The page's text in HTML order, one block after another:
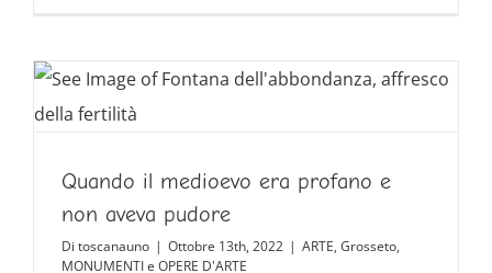
Quando il medioevo era profano e
non aveva pudore
Di toscanauno | Ottobre 13th, 2022 | ARTE, Grosseto,
MONUMENTI e OPERE D'ARTE